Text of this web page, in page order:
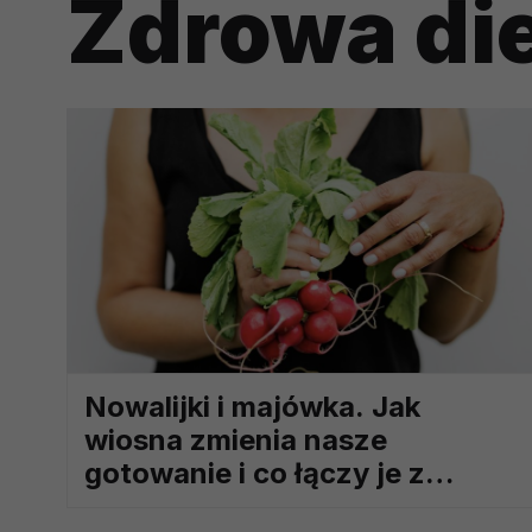
Zdrowa
Nowalijki i majówka. Jak
wiosna zmienia nasze
gotowanie i co łączy je z
potrzebom
Komu możemy przekazać dane?
np. agencjom marketingowym,
obowiązującego prawa np. sądy
prawną. Pragniemy też
Zaufanych parterów.
Jakie masz prawa w stosunku
Masz między innymi prawo do
także wycofać zgodę na
szczegółowo tutaj.
Jakie są podstawy prawne
Każde przetwarzanie Twoich
Podstawą prawną przetwarzania